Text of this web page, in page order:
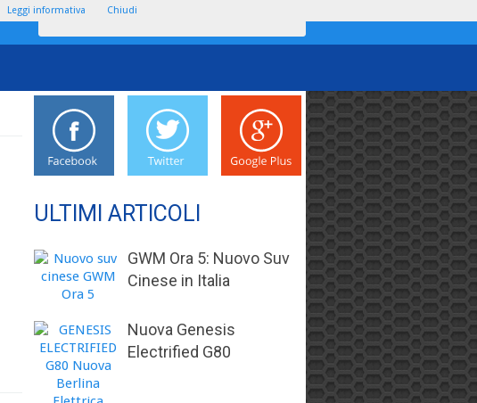
ULTIMI ARTICOLI
GWM Ora 5: Nuovo Suv
Cinese in Italia
Nuova Genesis
Electrified G80
Leggi informativa Chiudi